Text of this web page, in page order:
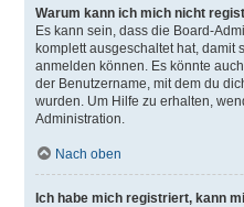
Warum kann ich mich nicht
Es kann sein, dass die Board-
komplett ausgeschaltet hat, damit
anmelden können. Es könnte
der Benutzername, mit dem du
wurden. Um Hilfe zu erhalten,
Administration.
Nach oben
Ich habe mich registriert, kann